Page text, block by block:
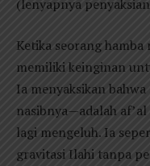
(lenyapnya
Ketika seorang hamba
memiliki keinginan
Ia menyaksikan
nasibnya—adalah
lagi mengeluh. Ia
gravitasi Ilahi tanpa